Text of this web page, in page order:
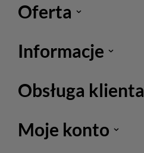
Oferta
Informacje
Obsługa klienta
Moje konto